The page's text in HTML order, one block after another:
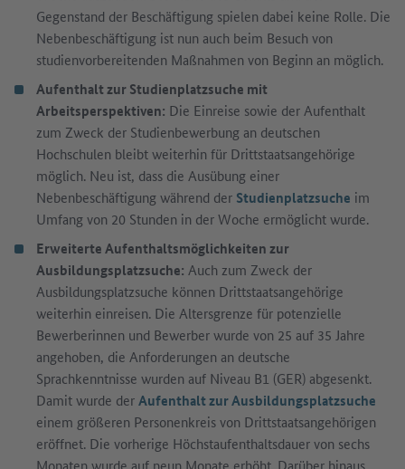
Gegenstand der Beschäftigung spielen dabei keine Rolle. Die
Nebenbeschäftigung ist nun auch beim Besuch von
studienvorbereitenden Maßnahmen von Beginn an möglich.
Aufenthalt zur Studienplatzsuche mit
Arbeitsperspektiven: Die Einreise sowie der Aufenthalt
zum Zweck der Studienbewerbung an deutschen
Hochschulen bleibt weiterhin für Drittstaatsangehörige
möglich. Neu ist, dass die Ausübung einer
Nebenbeschäftigung während der Studienplatzsuche im
Umfang von 20 Stunden in der Woche ermöglicht wurde.
Erweiterte Aufenthaltsmöglichkeiten zur
Ausbildungsplatzsuche: Auch zum Zweck der
Ausbildungsplatzsuche können Drittstaatsangehörige
weiterhin einreisen. Die Altersgrenze für potenzielle
Bewerberinnen und Bewerber wurde von 25 auf 35 Jahre
angehoben, die Anforderungen an deutsche
Sprachkenntnisse wurden auf Niveau B1 (GER) abgesenkt.
Damit wurde derAufenthalt zur Ausbildungsplatzsuche
einem größeren Personenkreis von Drittstaatsangehörigen
eröffnet. Die vorherige Höchstaufenthaltsdauer von sechs
Monaten wurde auf neun Monate erhöht. Darüber hinaus